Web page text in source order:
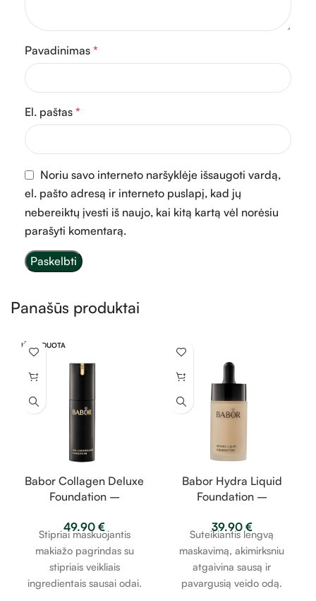
Pavadinimas *
El. paštas *
Noriu savo interneto naršyklėje išsaugoti vardą,
el. pašto adresą ir interneto puslapį, kad jų
nebereiktų įvesti iš naujo, kai kitą kartą vėl norėsiu
parašyti komentarą.
Panašūs produktai
IŠPARDUOTA
Babor Collagen Deluxe
Foundation –
pagrindas | spalvos
pasirinkimas viduje |
30ml
49.90 €
Stipriai maskuojantis
makiažo pagrindas su
stipriais veikliais
ingredientais sausai odai.
Babor Hydra Liquid
Foundation –
pagrindas | spalvos
pasirinkimas viduje |
30ml
39.90€
Suteikiantis lengvą
maskavimą, akimirksniu
atgaivina sausą ir
pavargusią veido odą.